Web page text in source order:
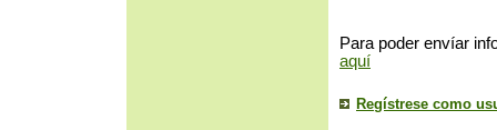
Para poder envíar
aquí
Regístrese como